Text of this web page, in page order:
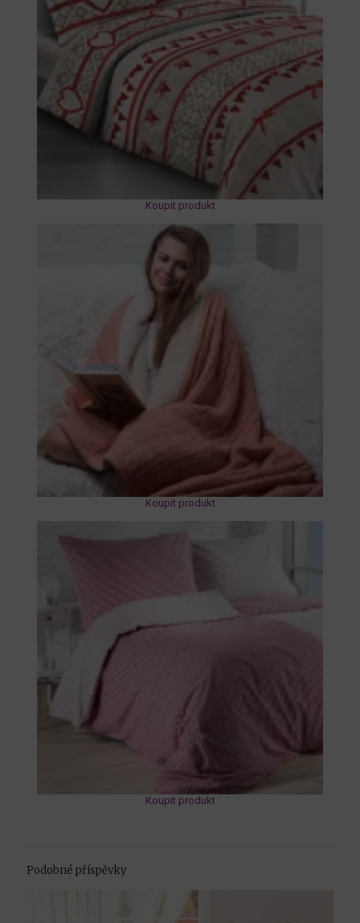
Koupit produkt
Koupit produkt
Koupit produkt
Podobné příspěvky